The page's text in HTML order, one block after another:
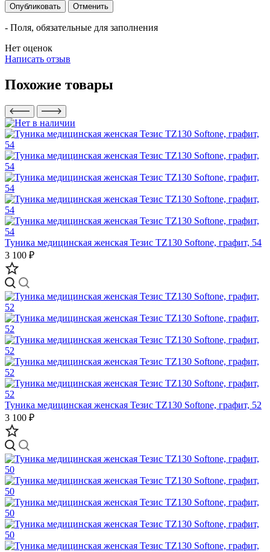
Опубликовать Отменить
- Поля, обязательные для заполнения
Нет оценок
Написать отзыв
Похожие товары
Туника медицинская женская Тезис TZ130 Softone, графит, 54
3 100 ₽
Туника медицинская женская Тезис TZ130 Softone, графит, 52
3 100 ₽